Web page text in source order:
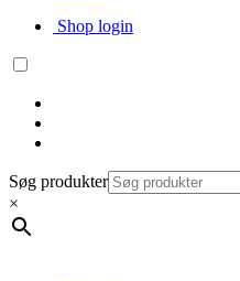
Shop login
Søg produkter
×